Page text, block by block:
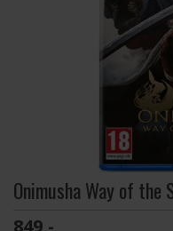
Onimusha Way of the
849,-